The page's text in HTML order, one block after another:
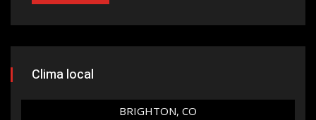
Clima local
BRIGHTON, CO